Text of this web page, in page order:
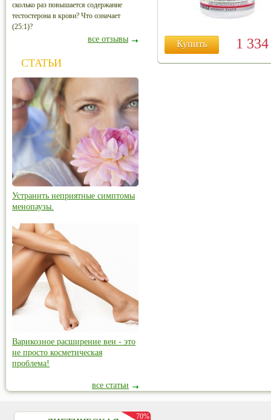
Купить 1
сколько раз повышается содержание
тестостерона в крови? Что означает
(25:1)?
все отзывы
СТАТЬИ
Устранить неприятные симптомы
менопаузы.
Варикозное расширение вен - это
не просто косметическая
проблема!
все статьи
70%